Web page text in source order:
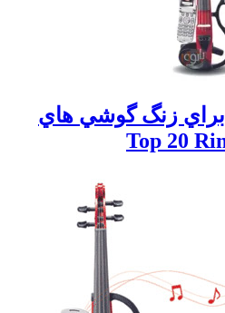
20 آهنگ جديد 2010 براي زنگ گوشي هاي